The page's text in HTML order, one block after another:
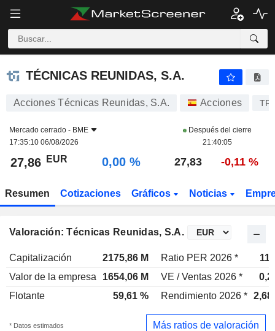
TÉCNICAS REUNIDAS, S.A.
TÉCNICAS REUNIDAS, S.A.
Acciones Técnicas Reunidas, S.A. Acciones
Mercado cerrado - BME
17:35:10 06/08/2026
Después del cierre
21:40:05
27,86 EUR 0,00 % 27,83 -0,11 %
Resumen Cotizaciones Gráficos Noticias
Valoración: Técnicas Reunidas, S.A.
Capitalización 2175,86 M Ratio PER 2026 *
Valor de la empresa
1654,06 M VE / Ventas 2026 *
Flotante
59,61 % Rendimiento 2026 * 2,68
* Datos estimados Más ratios de valoración